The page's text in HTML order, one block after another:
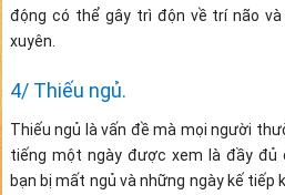
động có thể gây trì độn về trí não
xuyên.
4/ Thiếu ngủ.
Thiếu ngủ là vấn đề mà mọi người
tiếng một ngày được xem là đầy đủ
bạn bị mất ngủ và những ngày kế tiếp